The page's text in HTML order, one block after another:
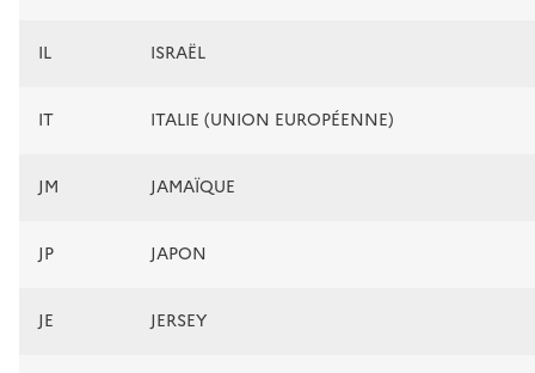
IL ISRAËL
IT ITALIE (UNION EUROPÉENNE)
JM JAMAÏQUE
JP JAPON
JE JERSEY